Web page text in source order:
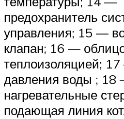
предохранитель
управления; 15 —
клапан; 16 —
теплоизоляцией;
давления воды ;
нагревательные
подающая линия